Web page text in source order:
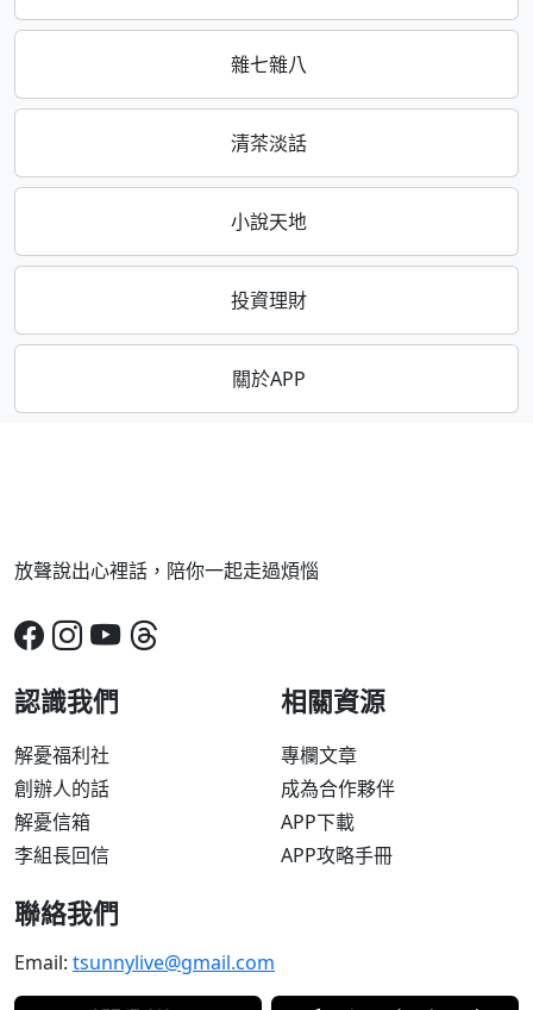
雜七雜八
清茶淡話
小說天地
投資理財
關於APP
放聲說出心裡話，陪你一起走過煩惱
認識我們
解憂福利社
創辦人的話
解憂信箱
李組長回信
相關資源
專欄文章
成為合作夥伴
APP下載
APP攻略手冊
聯絡我們
Email: tsunnylive@gmail.com